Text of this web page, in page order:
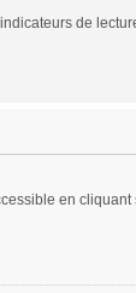
de
en cliquant